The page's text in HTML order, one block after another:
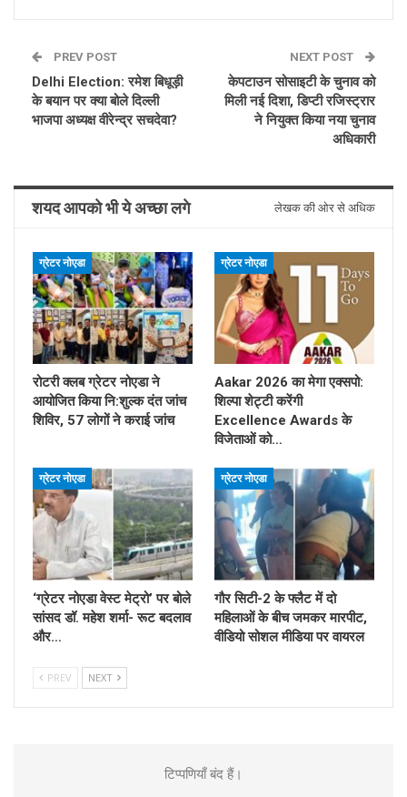
PREV POST
Delhi Election: रमेश बिधूड़ी
के बयान पर क्या बोले दिल्ली
भाजपा अध्यक्ष वीरेन्द्र सचदेवा?
NEXT POST
केपटाउन सोसाइटी के चुनाव को
मिली नई दिशा, डिप्टी रजिस्ट्रार
ने नियुक्त किया नया चुनाव
अधिकारी
शयद आपको भी ये अच्छा लगे लेखक की ओर से अधिक
ग्रेटर नोएडा
रोटरी क्लब ग्रेटर नोएडा ने
आयोजित किया नि:शुल्क दंत जांच
शिविर, 57 लोगों ने कराई जांच
ग्रेटर नोएडा
Aakar 2026 का मेगा एक्सपो:
शिल्पा शेट्टी करेंगी
Excellence Awards के
विजेताओं को…
ग्रेटर नोएडा
‘ग्रेटर नोएडा वेस्ट मेट्रो’ पर बोले
सांसद डॉ. महेश शर्मा- रूट बदलाव
और…
ग्रेटर नोएडा
गौर सिटी-2 के फ्लैट में दो
महिलाओं के बीच जमकर मारपीट,
वीडियो सोशल मीडिया पर वायरल
PREV NEXT
टिप्पणियाँ बंद हैं।